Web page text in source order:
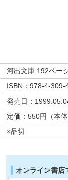
河出文庫 192ペー
ISBN：978-4-
発売日：
定価：550円（本体
×品切
オンライン書店